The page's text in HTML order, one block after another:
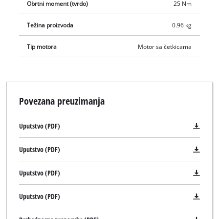
Potrebna nam je vaša saglasnost za
Obrtni moment (tvrdo) 25 Nm
Težina proizvoda 0.96 kg
Tip motora Motor sa četkicama
Povezana preuzimanja
Uputstvo (PDF)
Uputstvo (PDF)
Uputstvo (PDF)
Uputstvo (PDF)